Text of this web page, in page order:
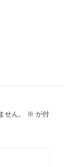
せん。 ※ が付